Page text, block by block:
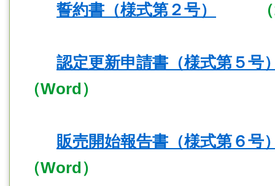
誓約書（様式第２号） （
認定更新申請書（様式第５号
（Word）
販売開始報告書（様式第６号
（Word）